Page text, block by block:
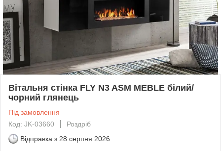
Вітальня стінка FLY N3 ASM MEBLE білий/
чорний глянець
Під замовлення
Код: JK-03660
Роздріб
Відправка з 28 серпня 2026